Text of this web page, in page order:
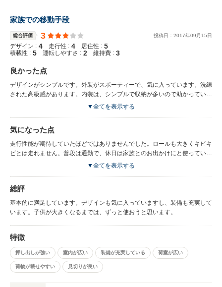
家族での移動手段
総合評価 3 投稿日： 2017年09 月 15日
デザイン : 4 走行性 : 4 居住性 : 5
積載性 : 5 運転しやすさ : 2 維持費 : 3
良かった点
デザインがシンプルです。外装がスポーティーで、気に入っています。洗練
された高級感があります。内装は、シンプルで収納が多いので助かっていま
す。 大人数の家族のお出かけには向いているとおもいます。室内が広く、
きな不調は感じたことがありません。今のところ快調です。
▼全てを表示する
気になった点
走行性能が期待していたほどではありませんでした。ロールも大きくキビキ
ビとは走れません。普段は通勤で、休日は家族とのお出かけにと使っている
のですが、正直通勤には向きません。燃費が悪く、大抵10km前後です。高
ないのかもしれませんが…
▼全てを表示する
総評
基本的に満足しています。デザインも気に入っていますし、装備も充実して
います。子供が大きくなるまでは、ずっと使おうと思います。
特徴
押し出しが強い 室内が広い 装備が充実している 荷室が広い
荷物が載せやすい 見切りが良い